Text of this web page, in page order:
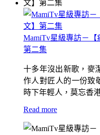
MamiTv星級專訪－【
第二集
十多年沒出新歌，麥
作人對匠人的一份致
時下年輕人，莫忘香
Read more